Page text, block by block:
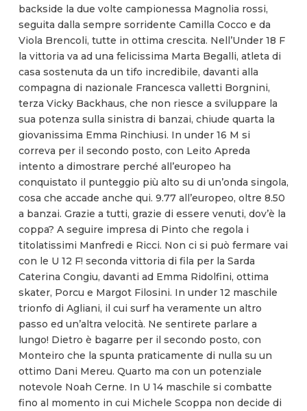
backside la due volte campionessa Magnolia rossi,
seguita dalla sempre sorridente Camilla Cocco e da
Viola Brencoli, tutte in ottima crescita. Nell’Under 18 F
la vittoria va ad una felicissima Marta Begalli, atleta di
casa sostenuta da un tifo incredibile, davanti alla
compagna di nazionale Francesca valletti Borgnini,
terza Vicky Backhaus, che non riesce a sviluppare la
sua potenza sulla sinistra di banzai, chiude quarta la
giovanissima Emma Rinchiusi. In under 16 M si
correva per il secondo posto, con Leito Apreda
intento a dimostrare perché all’europeo ha
conquistato il punteggio più alto su di un’onda singola,
cosa che accade anche qui. 9.77 all’europeo, oltre 8.50
a banzai. Grazie a tutti, grazie di essere venuti, dov’è la
coppa? A seguire impresa di Pinto che regola i
titolatissimi Manfredi e Ricci. Non ci si può fermare vai
con le U 12 F! seconda vittoria di fila per la Sarda
Caterina Congiu, davanti ad Emma Ridolfini, ottima
skater, Porcu e Margot Filosini. In under 12 maschile
trionfo di Agliani, il cui surf ha veramente un altro
passo ed un’altra velocità. Ne sentirete parlare a
lungo! Dietro è bagarre per il secondo posto, con
Monteiro che la spunta praticamente di nulla su un
ottimo Dani Mereu. Quarto ma con un potenziale
notevole Noah Cerne. In U 14 maschile si combatte
fino al momento in cui Michele Scoppa non decide di